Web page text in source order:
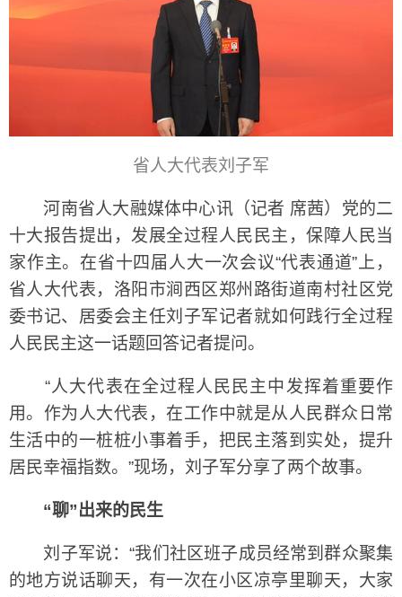
省人大代表刘子军
河南省人大融媒体中心讯（记者 席茜）党的二
十大报告提出，发展全过程人民民主，保障人民当
家作主。在省十四届人大一次会议“代表通道”上，
省人大代表，洛阳市涧西区郑州路街道南村社区党
委书记、居委会主任刘子军记者就如何践行全过程
人民民主这一话题回答记者提问。
“人大代表在全过程人民民主中发挥着重要作
用。作为人大代表，在工作中就是从人民群众日常
生活中的一桩桩小事着手，把民主落到实处，提升
居民幸福指数。”现场，刘子军分享了两个故事。
“聊”出来的民生
刘子军说：“我们社区班子成员经常到群众聚集
的地方说话聊天，有一次在小区凉亭里聊天，大家